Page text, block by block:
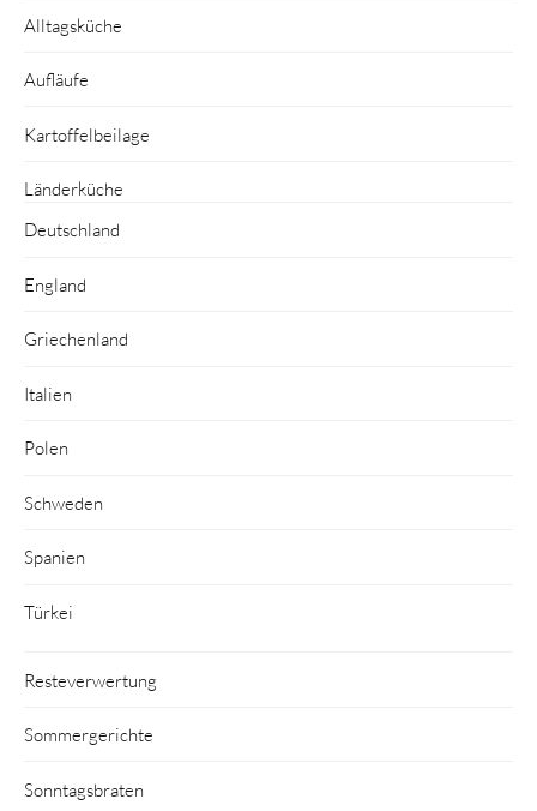
Alltagsküche
Aufläufe
Kartoffelbeilage
Länderküche
Deutschland
England
Griechenland
Italien
Polen
Schweden
Spanien
Türkei
Resteverwertung
Sommergerichte
Sonntagsbraten